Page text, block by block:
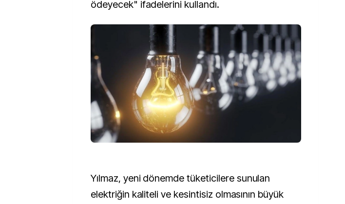
ödeyecek" ifadelerini kullandı.
Yılmaz, yeni dönemde tüketicilere sunulan
elektriğin kaliteli ve kesintisiz olmasının büyük